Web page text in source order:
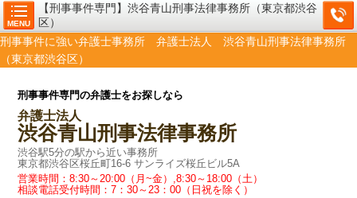
MENU
【刑事事件専門】渋谷青山刑事法律事務所（東京都渋谷
区）
刑事事件に強い弁護士事務所 弁護士法人 渋谷青山刑事法律事務所
（東京都渋谷区）
刑事事件専門の弁護士をお探しなら
弁護士法人
渋谷青山刑事法律事務所
渋谷駅5分の駅から近い事務所
東京都渋谷区桜丘町16-6 サンライズ桜丘ビル5A
営業時間：8:30～20:00（月~金）,8:30～18:00（土）
相談電話受付時間：7：30～23：00（日祝を除く）